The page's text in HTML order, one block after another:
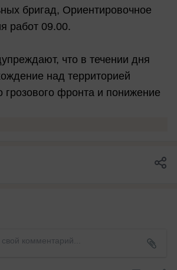
бригад, Ориентировочное
работ 09.00.
что в течении дня
над территорией
грозового фронта и понижение